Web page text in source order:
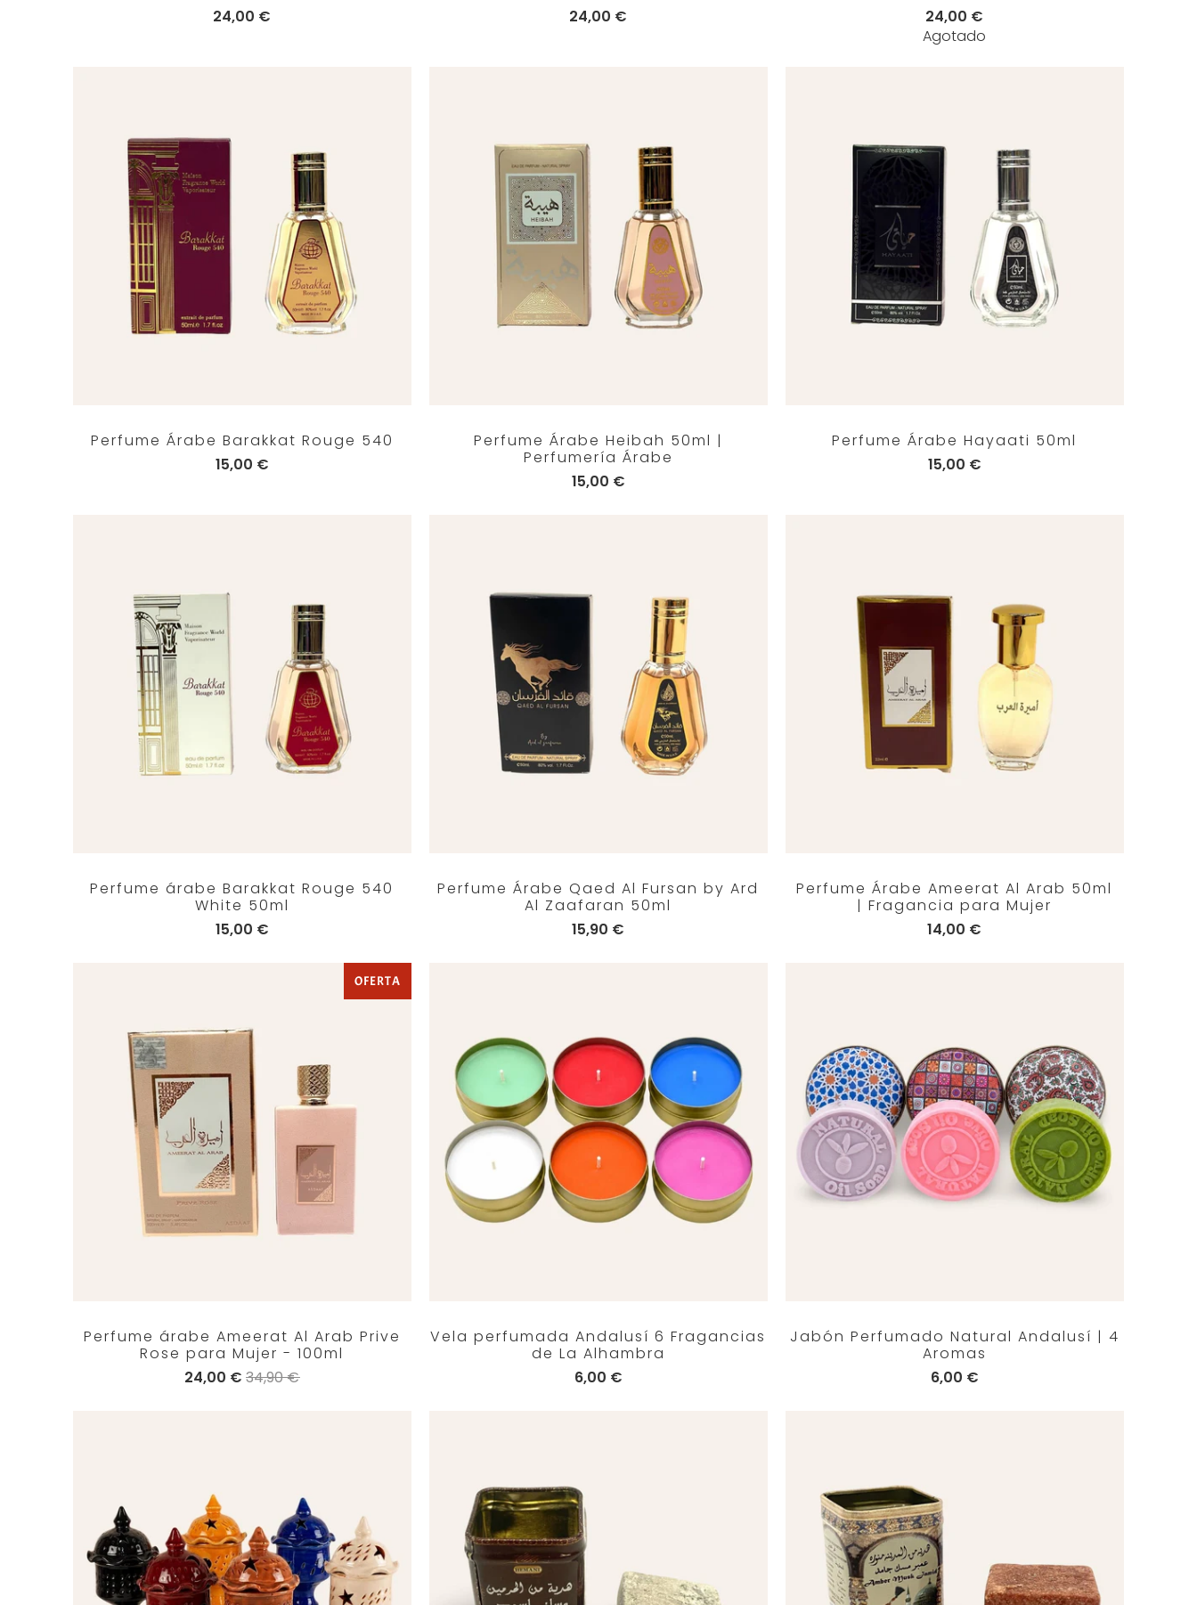
24,00 €
24,00 €
24,00 €
Agotado
Perfume Árabe Barakkat Rouge 540
15,00 €
Perfume Árabe Heibah 50ml |
Perfumería Árabe
15,00 €
Perfume Árabe Hayaati 50ml
15,00 €
Perfume árabe Barakkat Rouge 540
White 50ml
15,00 €
Perfume Árabe Qaed Al Fursan by Ard
Al Zaafaran 50ml
15,90 €
Perfume Árabe Ameerat Al Arab 50ml
| Fragancia para Mujer
14,00 €
OFERTA
Perfume árabe Ameerat Al Arab Prive
Rose para Mujer - 100ml
24,00 €34,90 €
Vela perfumada Andalusí 6 Fragancias
de La Alhambra
6,00 €
Jabón Perfumado Natural Andalusí | 4
Aromas
6,00 €